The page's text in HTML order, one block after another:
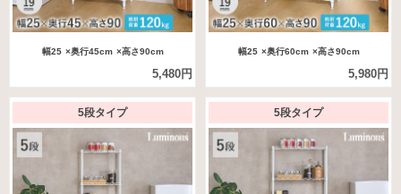
幅25 ×奥行45cm ×高さ90cm
5,480円
幅25 ×奥行60cm ×高さ90cm
5,980円
5段タイプ 5段タイプ